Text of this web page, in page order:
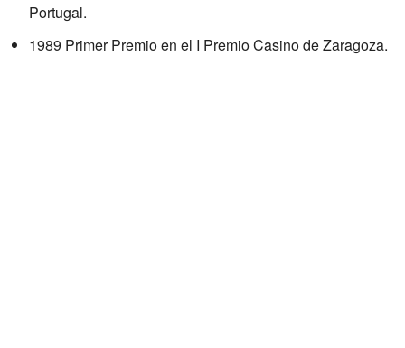
Portugal.
1989 Primer Premio en el I Premio Casino de Zaragoza.